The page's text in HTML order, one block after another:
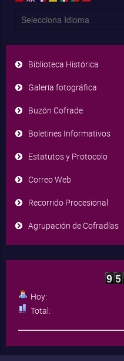
Biblioteca Histórica
Galería fotográfica
Buzón Cofrade
Boletines Informativos
Estatutos y Protocolo
Correo Web
Recorrido Procesional
Agrupación de Cofradías
Hoy:
Total: